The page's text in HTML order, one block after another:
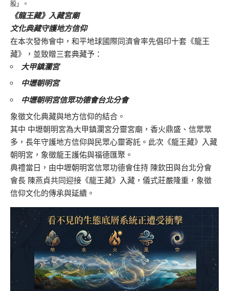
股」。
《龍王藏》入藏宮廟
文化典藏守護地方信仰
在本次發佈會中，和平地球國際同濟會率先倡印十套《龍王
藏》，並致贈三套典藏予：
大甲鎮瀾宮
中壢朝明宮
中壢朝明宮信眾功德會台北分會
象徵文化典藏與地方信仰的結合。
其中 中壢朝明宮為大甲鎮瀾宮分靈宮廟，香火鼎盛、信眾眾
多，長年守護地方信仰與民眾心靈寄託。此次《龍王藏》入藏
朝明宮，象徵龍王護佑與福德匯聚。
典禮當日，由中壢朝明宮信眾功德會住持 陳欽田與台北分會
會長 陳燕貞共同迎接《龍王藏》入藏，儀式莊嚴隆重，象徵
信仰文化的傳承與延續。